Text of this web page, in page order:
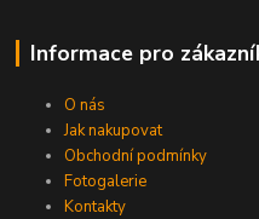
Informace pro
O nás
Jak nakupovat
Obchodní podmínky
Fotogalerie
Kontakty